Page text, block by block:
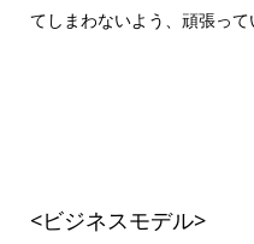
てしまわないよう、頑張って
<ビジネスモデル>